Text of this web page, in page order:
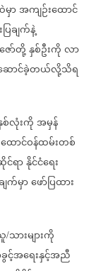
ာအကျဉ်းထောင်
ြချက်နဲ့
ာ်တို့နှစ်ဦးကိုလာ
ောင်ခဲ့တယ်လို့သိရ
စ်လုံးကိုအမှန်
ောင်ဝန်ထမ်းတစ်
င်ရာနိုင်ငံရေး
က်မှာဖော်ပြထား
/သားများကို
အရေးနှင့်အညီ